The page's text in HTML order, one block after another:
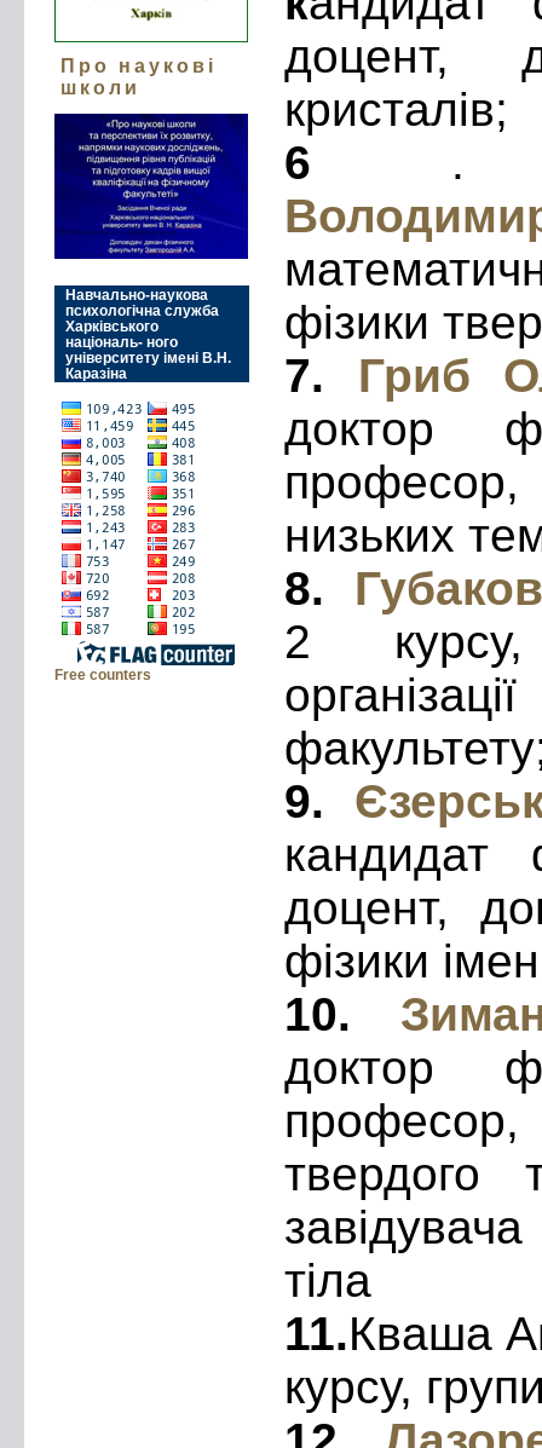
Про наукові
школи
Навчально-наукова
психологічна служба
Харківського
національ- ного
університету імені В.Н.
Каразіна
Free counters
доцент,
кристалів;
6
фізики
7.
Гриб
доктор
професор,
низьких
8.
2 курсу,
9.
кандидат
доцент,
фізики
10.
доктор
професор,
твердого
тіла
11.Кваша
курсу,